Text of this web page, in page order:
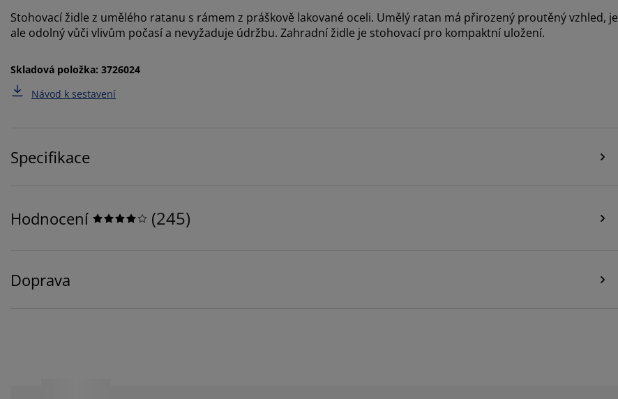
Stohovací židle z umělého ratanu s rámem z práškově lakované oceli. Umělý ratan má přirozený proutěný vzhled, je
ale odolný vůči vlivům počasí a nevyžaduje údržbu. Zahradní židle je stohovací pro kompaktní uložení.
Skladová položka: 3726024
Návod k sestavení
Specifikace
Hodnocení (245)
Doprava